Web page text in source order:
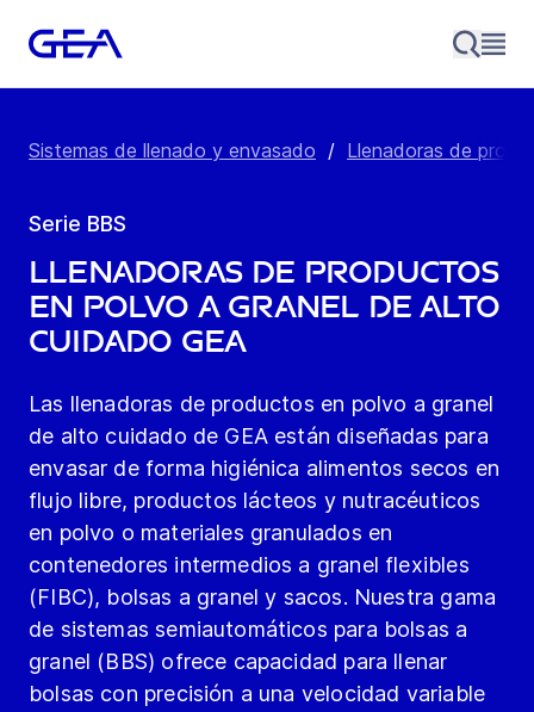
Sistemas de llenado y envasado / Llenadoras de
Serie BBS
Llenadoras de productos
en polvo a granel de alto
cuidado GEA
Las llenadoras de productos en polvo a granel
de alto cuidado de GEA están diseñadas para
envasar de forma higiénica alimentos secos en
flujo libre, productos lácteos y nutracéuticos
en polvo o materiales granulados en
contenedores intermedios a granel flexibles
(FIBC), bolsas a granel y sacos. Nuestra gama
de sistemas semiautomáticos para bolsas a
granel (BBS) ofrece capacidad para llenar
bolsas con precisión a una velocidad variable